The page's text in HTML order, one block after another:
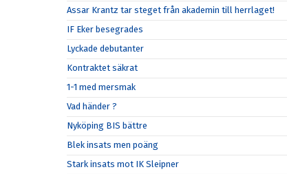
Assar Krantz tar steget från akademin till herrlaget!
IF Eker besegrades
Lyckade debutanter
Kontraktet säkrat
1-1 med mersmak
Vad händer ?
Nyköping BIS bättre
Blek insats men poäng
Stark insats mot IK Sleipner